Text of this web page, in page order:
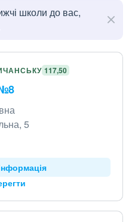
школи до вас,
117,50
5